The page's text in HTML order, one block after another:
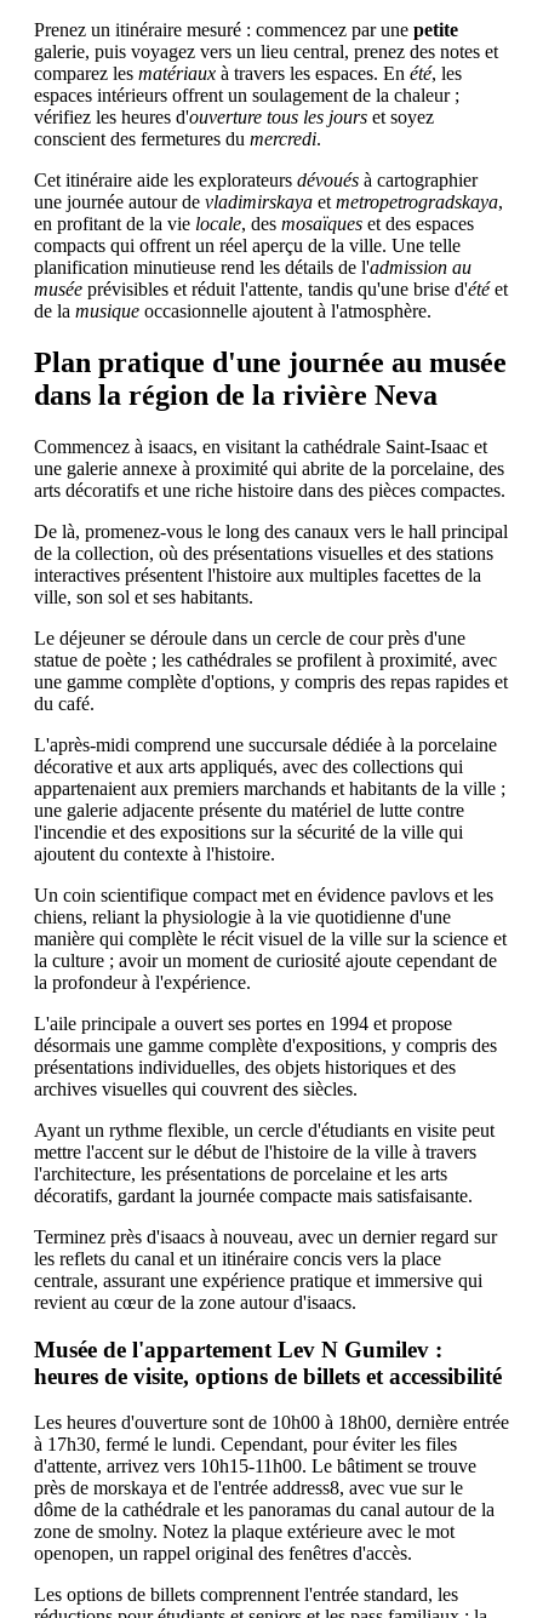
Prenez un itinéraire mesuré : commencez par une petite
galerie, puis voyagez vers un lieu central, prenez des notes et
comparez les matériaux à travers les espaces. En été, les
espaces intérieurs offrent un soulagement de la chaleur ;
vérifiez les heures d'ouverture tous les jours et soyez
conscient des fermetures du mercredi.
Cet itinéraire aide les explorateurs dévoués à cartographier
une journée autour de vladimirskaya et metropetrogradskaya,
en profitant de la vie locale, des mosaïques et des espaces
compacts qui offrent un réel aperçu de la ville. Une telle
planification minutieuse rend les détails de l'admission au
musée prévisibles et réduit l'attente, tandis qu'une brise d'étéet
de la musique occasionnelle ajoutent à l'atmosphère.
Plan pratique d'une journée au musée
dans la région de la rivière Neva
Commencez à isaacs, en visitant la cathédrale Saint-Isaac et
une galerie annexe à proximité qui abrite de la porcelaine, des
arts décoratifs et une riche histoire dans des pièces compactes.
De là, promenez-vous le long des canaux vers le hall principal
de la collection, où des présentations visuelles et des stations
interactives présentent l'histoire aux multiples facettes de la
ville, son sol et ses habitants.
Le déjeuner se déroule dans un cercle de cour près d'une
statue de poète ; les cathédrales se profilent à proximité, avec
une gamme complète d'options, y compris des repas rapides et
du café.
L'après-midi comprend une succursale dédiée à la porcelaine
décorative et aux arts appliqués, avec des collections qui
appartenaient aux premiers marchands et habitants de la ville ;
une galerie adjacente présente du matériel de lutte contre
l'incendie et des expositions sur la sécurité de la ville qui
ajoutent du contexte à l'histoire.
Un coin scientifique compact met en évidence pavlovs et les
chiens, reliant la physiologie à la vie quotidienne d'une
manière qui complète le récit visuel de la ville sur la science et
la culture ; avoir un moment de curiosité ajoute cependant de
la profondeur à l'expérience.
L'aile principale a ouvert ses portes en 1994 et propose
désormais une gamme complète d'expositions, y compris des
présentations individuelles, des objets historiques et des
archives visuelles qui couvrent des siècles.
Ayant un rythme flexible, un cercle d'étudiants en visite peut
mettre l'accent sur le début de l'histoire de la ville à travers
l'architecture, les présentations de porcelaine et les arts
décoratifs, gardant la journée compacte mais satisfaisante.
Terminez près d'isaacs à nouveau, avec un dernier regard sur
les reflets du canal et un itinéraire concis vers la place
centrale, assurant une expérience pratique et immersive qui
revient au cœur de la zone autour d'isaacs.
Musée de l'appartement Lev N Gumilev :
heures de visite, options de billets et accessibilité
Les heures d'ouverture sont de 10h00 à 18h00, dernière entrée
à 17h30, fermé le lundi. Cependant, pour éviter les files
d'attente, arrivez vers 10h15-11h00. Le bâtiment se trouve
près de morskaya et de l'entrée address8, avec vue sur le
dôme de la cathédrale et les panoramas du canal autour de la
zone de smolny. Notez la plaque extérieure avec le mot
openopen, un rappel original des fenêtres d'accès.
Les options de billets comprennent l'entrée standard, les